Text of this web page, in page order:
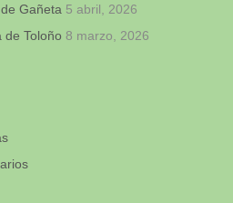
Gañeta 5 abril, 2026
de Toloño 8 marzo, 2026